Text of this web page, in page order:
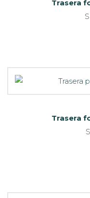
Trasera
Trasera